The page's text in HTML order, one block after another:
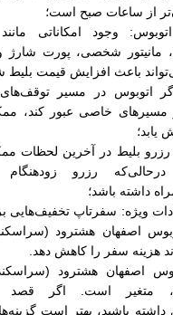
از ساعات صبح است؛
وجود امکاناتی مانند
مانیتور شخصی، پورت
باعث افزایش قیمت بلیط
اتوبوس در مسیر
مسیرهای خاصی عبور کند،
یابد؛
رزرو بلیط در آخرین لحظات
رزرو زودهنگام
داشته باشد؛
ویژه: سفرتاپ تخفیف‌هایی
اصفهان هشترود
هزینه سفر را کاهش دهد.
اصفهان هشترود
متغیر است. اگر قصد
باشید، بهتر است